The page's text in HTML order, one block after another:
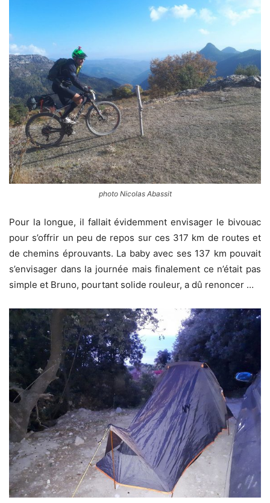
photo Nicolas Abassit
Pour la longue, il fallait évidemment envisager le bivouac
pour s’offrir un peu de repos sur ces 317 km de routes et
de chemins éprouvants. La baby avec ses 137 km pouvait
s’envisager dans la journée mais finalement ce n’était pas
simple et Bruno, pourtant solide rouleur, a dû renoncer …